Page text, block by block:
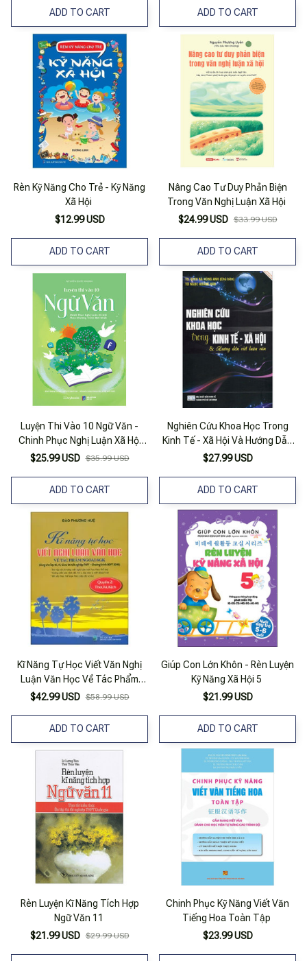
ADD TO CART ADD TO CART
Rèn Kỹ Năng Cho Trẻ - Kỹ Năng
Xã Hội
$12.99 USD
ADD TO CART
Nâng Cao Tư Duy Phản Biện
Trong Văn Nghị Luận Xã Hội
$24.99 USD $33.99 USD
ADD TO CART
Luyện Thi Vào 10 Ngữ Văn -
Chinh Phục Nghị Luận Xã Hội
Theo Chương Trình Mới Nhất
$25.99 USD $35.99 USD
ADD TO CART
Nghiên Cứu Khoa Học Trong
Kinh Tế - Xã Hội Và Hướng Dẫn
Viết Luận Văn
$27.99 USD
ADD TO CART
Kĩ Năng Tự Học Viết Văn Nghị
Luận Văn Học Về Tác Phẩm
Ngoài SGK - Quyển 2 - Thơ, Kí,
$42.99 USD $58.99 USD
ADD TO CART
Giúp Con Lớn Khôn - Rèn Luyện
Kỹ Năng Xã Hội 5
$21.99 USD
ADD TO CART
Rèn Luyện Kĩ Năng Tích Hợp
Ngữ Văn 11
$21.99 USD $29.99 USD
Chinh Phục Kỹ Năng Viết Văn
Tiếng Hoa Toàn Tập
$23.99 USD